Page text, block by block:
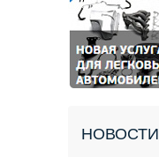
НОВОСТИ